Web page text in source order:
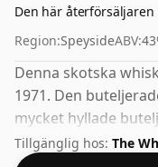
Den här
Region:SpeysideABV:
Denna skotska
1971. Den
mycket hyllade
anses av många
Tillgänglig hos: The